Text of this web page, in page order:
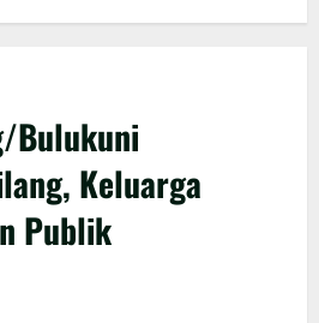
Bulukuni
Keluarga
Publik